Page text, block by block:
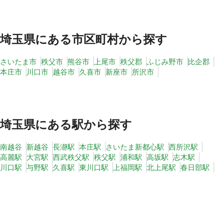
埼玉県にある市区町村から探す
さいたま市 秩父市 熊谷市 上尾市 秩父郡 ふじみ野市 比企郡
本庄市 川口市 越谷市 久喜市 新座市 所沢市
埼玉県にある駅から探す
南越谷 新越谷 長瀞駅 本庄駅 さいたま新都心駅 西所沢駅
高麗駅 大宮駅 西武秩父駅 秩父駅 浦和駅 高坂駅 志木駅
川口駅 与野駅 久喜駅 東川口駅 上福岡駅 北上尾駅 春日部駅